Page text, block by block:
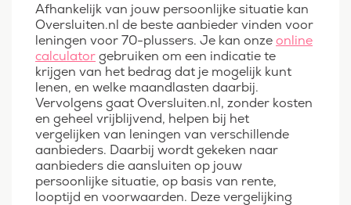
Afhankelijk van jouw persoonlijke situatie kan
Oversluiten.nl de beste aanbieder vinden voor
leningen voor 70-plussers. Je kan onzeonline
calculatorgebruiken om een indicatie te
krijgen van het bedrag dat je mogelijk kunt
lenen, en welke maandlasten daarbij.
Vervolgens gaat Oversluiten.nl, zonder kosten
en geheel vrijblijvend, helpen bij het
vergelijken van leningen van verschillende
aanbieders. Daarbij wordt gekeken naar
aanbieders die aansluiten op jouw
persoonlijke situatie, op basis van rente,
looptijd en voorwaarden. Deze vergelijking